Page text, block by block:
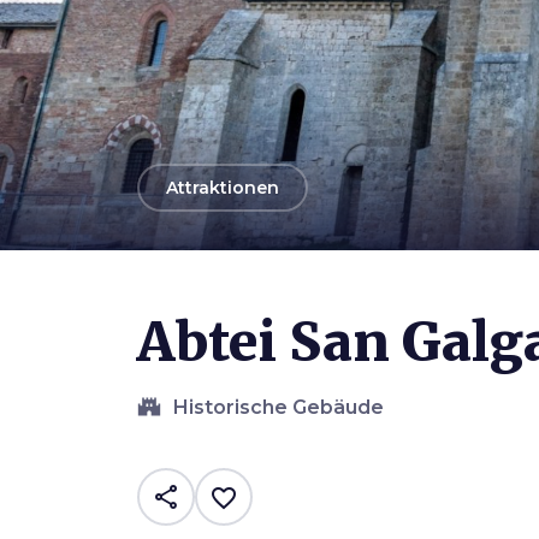
arrow_backAttraktionen
Abtei San
castle Historische Gebäude
share favorite_border